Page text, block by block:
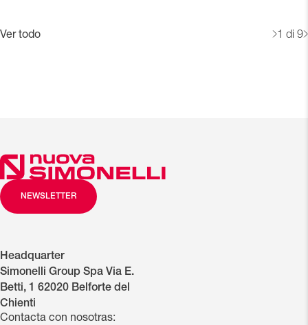
Ver todo 1 di 9
NEWSLETTER
Headquarter
Simonelli Group Spa Via E.
Betti, 1 62020 Belforte del
Chienti
Contacta con nosotras: